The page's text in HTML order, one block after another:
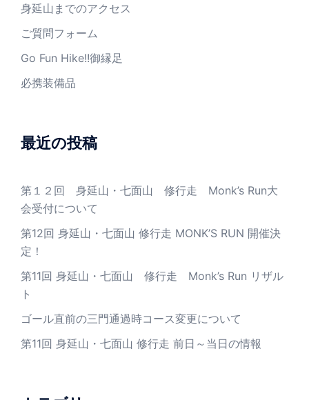
身延山までのアクセス
ご質問フォーム
Go Fun Hike!!御縁足
必携装備品
最近の投稿
第１２回 身延山・七面山 修行走 Monk’s Run大
会受付について
第12回 身延山・七面山 修行走 MONK’S RUN 開催決
定！
第11回 身延山・七面山 修行走 Monk’s Run リザル
ト
ゴール直前の三門通過時コース変更について
第11回 身延山・七面山 修行走 前日～当日の情報